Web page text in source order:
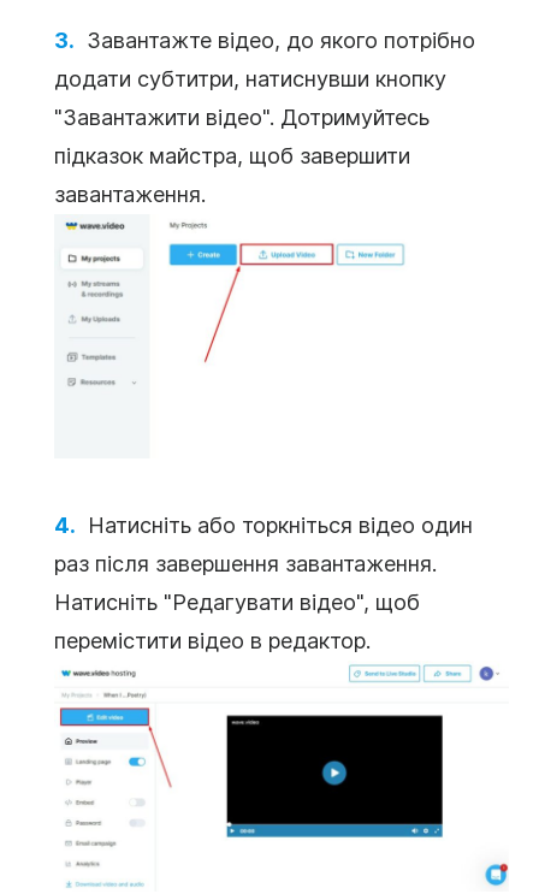
Завантажте відео, до якого потрібно
додати субтитри, натиснувши кнопку
"Завантажити відео". Дотримуйтесь
підказок майстра, щоб завершити
завантаження.
Натисніть або торкніться відео один
раз після завершення завантаження.
Натисніть "Редагувати відео", щоб
перемістити відео в редактор.